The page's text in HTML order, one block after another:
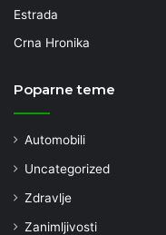
Estrada
Crna Hronika
Poparne teme
Automobili
Uncategorized
Zdravlje
Zanimljivosti